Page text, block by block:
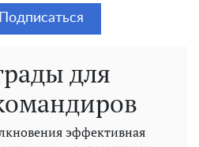
Подписаться
для
эффективная